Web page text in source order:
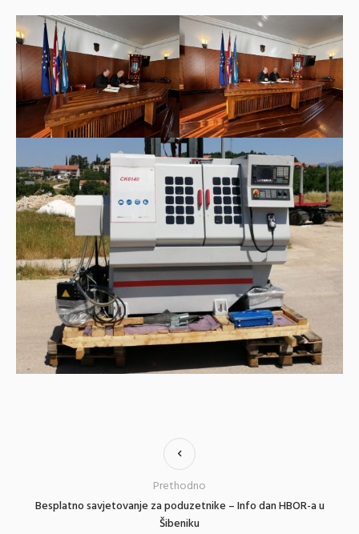
Besplatno savjetovanje za poduzetnike – Info dan HBOR-a u
Šibeniku
Prethodno